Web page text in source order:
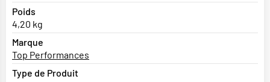
Poids
4,20 kg
Marque
Top Performances
Type de Produit